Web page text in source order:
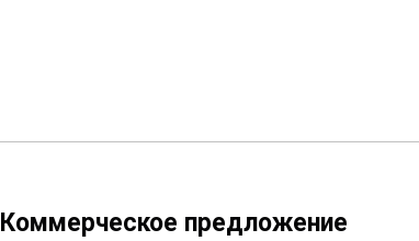
Коммерческое предложение